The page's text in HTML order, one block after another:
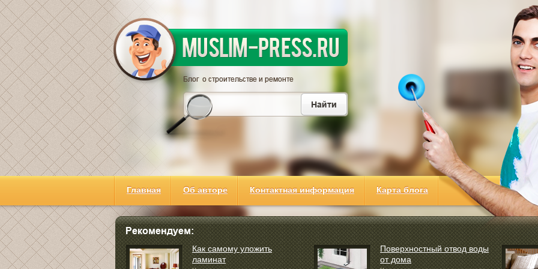
Главная Об авторе Контактная информация Карта блога
Как самому уложить
ламинат
Поверхностный отвод воды
от дома